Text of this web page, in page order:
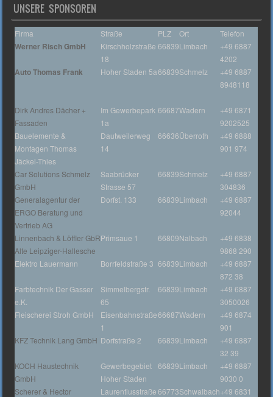
UNSERE SPONSOREN
Firma Straße PLZ Ort Telefon
Werner Risch GmbH
Kirschholzstraße
18
66839Limbach
+49 6887
4202
Auto Thomas Frank Hoher Staden 5a66839Schmelz
+49 6887
8948118
Dirk Andres Dächer +
Fassaden
Im Gewerbepark
1a
66687Wadern
+49 6871
9202525
Bauelemente &
Montagen Thomas
Jäckel-Thies
Dautweilerweg
14
66636Überroth
+49 6888
901 974
Car Solutions Schmelz
GmbH
Saabrücker
Strasse 57
66839Schmelz
+49 6887
304836
Generalagentur der
ERGO Beratung und
Vertrieb AG
Dorfst. 133 66839Limbach
+49 6887
92044
Linnenbach & Löffler GbR
Alte Leipziger-Hallesche
Primsaue 1 66809Nalbach
+49 6838
9868 290
Elektro Lauermann
Borrfeldstraße 3 66839Limbach
+49 6887
872 38
Farbtechnik Der Gasser
e.K.
Simmelbergstr.
65
66839Limbach
+49 6887
3050026
Fleischerei Stroh GmbH
Eisenbahnstraße
1
66687Wadern
+49 6874
901
KFZ Technik Lang GmbH Dorfstraße 2 66839Limbach
+49 6887
32 39
KOCH Haustechnik
GmbH
Gewerbegebiet
Hoher Staden
66839Limbach
+49 6887
9030 0
Scherer & Hector
Laurentiusstraße 66773Schwalbach+49 6831